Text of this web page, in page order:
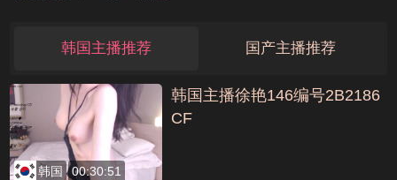
吟，很是诱惑喜欢不要
错过编号28882439
韩国主播推荐 国产主播推荐
韩国 00:30:51
韩国主播徐艳146编号2B2186
CF